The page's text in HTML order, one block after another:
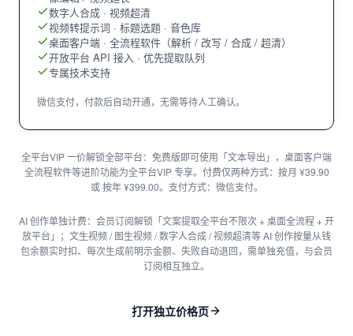
数字人合成 · 视频超清
视频转提示词 · 标题选题 · 音色库
桌面客户端 · 全流程软件（解析 / 改写 / 合成 / 超清）
开放平台 API 接入 · 优先提取队列
专属技术支持
微信支付，付款后自动开通，无需等待人工确认。
全平台VIP 一价解锁全部平台：免费版即可使用「文本导出」，桌面客户端
全流程软件等进阶功能为全平台VIP 专享。付费仅两种方式：按月 ¥39.90
或 按年 ¥399.00。支付方式：微信支付。
AI 创作单独计费：会员订阅解锁「文案提取全平台不限次 + 桌面全流程 + 开
放平台」；文生视频 / 图生视频 / 数字人合成 / 视频超清等 AI 创作按量从钱
包余额实时扣、每次生成前明示金额、失败自动退回，需单独充值，与会员
订阅相互独立。
打开独立价格页